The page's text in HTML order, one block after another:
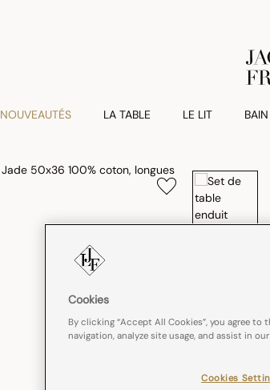
NOUVEAUTÉS LA TABLE LE LIT
Cookies
By clicking “Accept All Cookies”, you agree
navigation, analyze site usage, and assist in
Cookies